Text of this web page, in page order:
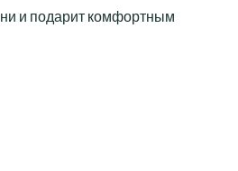
и подарит комфортным